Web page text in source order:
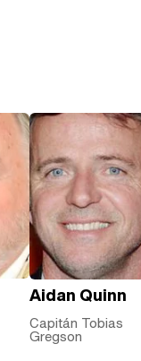
Aidan Quinn
Capitán Tobias
Gregson